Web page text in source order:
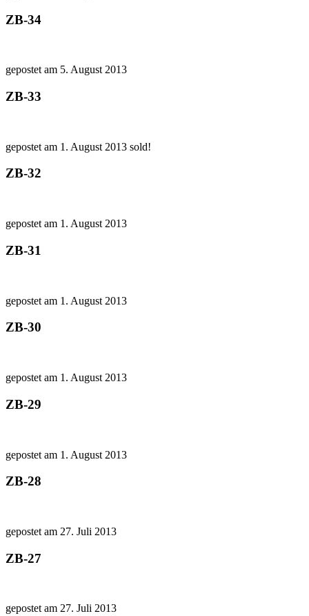
ZB-34
gepostet am 5. August 2013
ZB-33
gepostet am 1. August 2013 sold!
ZB-32
gepostet am 1. August 2013
ZB-31
gepostet am 1. August 2013
ZB-30
gepostet am 1. August 2013
ZB-29
gepostet am 1. August 2013
ZB-28
gepostet am 27. Juli 2013
ZB-27
gepostet am 27. Juli 2013